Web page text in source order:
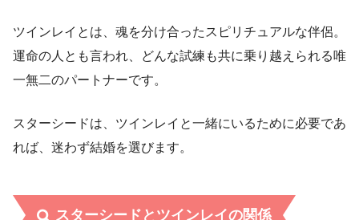
ツインレイとは、魂を分け合ったスピリチュアルな伴侶。
運命の人とも言われ、どんな試練も共に乗り越えられる唯
一無二のパートナーです。
スターシードは、ツインレイと一緒にいるために必要であ
れば、迷わず結婚を選びます。
スターシードとツインレイの関係